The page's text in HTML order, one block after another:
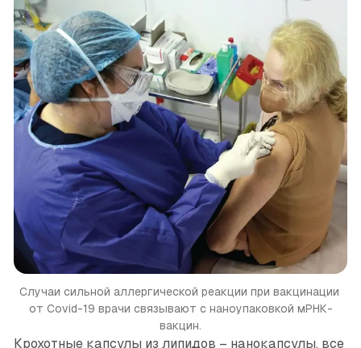
Случаи сильной аллергической реакции при вакцинации
от Covid-19 врачи связывают с наноупаковкой мРНК-
вакцин.
Крохотные капсулы из липидов – нанокапсулы, все